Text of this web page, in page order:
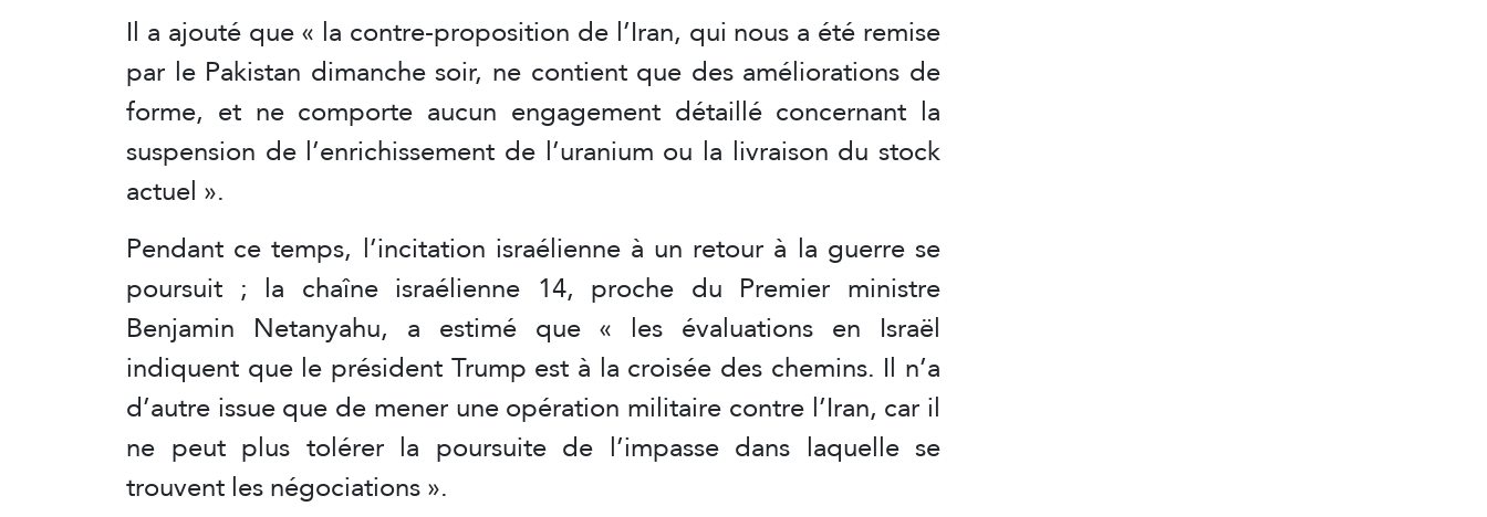
Il a ajouté que « la contre-proposition de l’Iran, qui nous a été remise
par le Pakistan dimanche soir, ne contient que des améliorations de
forme, et ne comporte aucun engagement détaillé concernant la
suspension de l’enrichissement de l’uranium ou la livraison du stock
actuel ».
Pendant ce temps, l’incitation israélienne à un retour à la guerre se
poursuit ; la chaîne israélienne 14, proche du Premier ministre
Benjamin Netanyahu, a estimé que « les évaluations en Israël
indiquent que le président Trump est à la croisée des chemins. Il n’a
d’autre issue que de mener une opération militaire contre l’Iran, car il
ne peut plus tolérer la poursuite de l’impasse dans laquelle se
trouvent les négociations ».